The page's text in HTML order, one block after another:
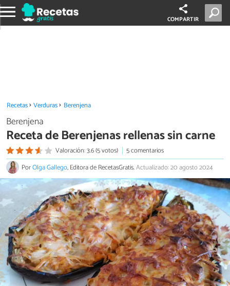
COMPARTIR
Recetas Verduras Berenjena
Berenjena
Receta de Berenjenas rellenas sin carne
Valoración: 3.6 (5 votos)
5 comentarios
PorOlga Gallego, Editora de RecetasGratis.Actualizado: 20 agosto 2024